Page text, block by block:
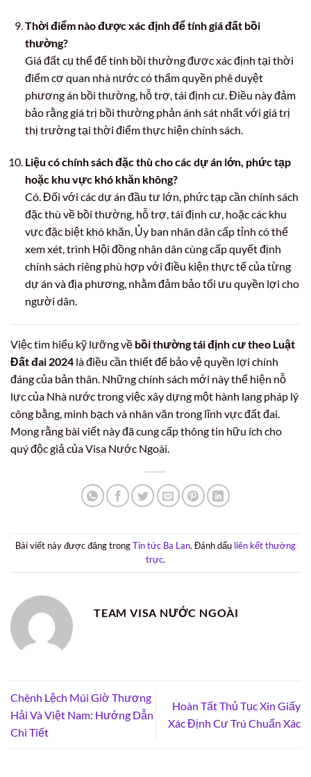
Thời điểm nào được xác định để tính giá đất bồi
thường?
Giá đất cụ thể để tính bồi thường được xác định tại thời
điểm cơ quan nhà nước có thẩm quyền phê duyệt
phương án bồi thường, hỗ trợ, tái định cư. Điều này đảm
bảo rằng giá trị bồi thường phản ánh sát nhất với giá trị
thị trường tại thời điểm thực hiện chính sách.
Liệu có chính sách đặc thù cho các dự án lớn, phức tạp
hoặc khu vực khó khăn không?
Có. Đối với các dự án đầu tư lớn, phức tạp cần chính sách
đặc thù về bồi thường, hỗ trợ, tái định cư, hoặc các khu
vực đặc biệt khó khăn, Ủy ban nhân dân cấp tỉnh có thể
xem xét, trình Hội đồng nhân dân cùng cấp quyết định
chính sách riêng phù hợp với điều kiện thực tế của từng
dự án và địa phương, nhằm đảm bảo tối ưu quyền lợi cho
người dân.
Việc tìm hiểu kỹ lưỡng về bồi thường tái định cư theo Luật
Đất đai 2024 là điều cần thiết để bảo vệ quyền lợi chính
đáng của bản thân. Những chính sách mới này thể hiện nỗ
lực của Nhà nước trong việc xây dựng một hành lang pháp lý
công bằng, minh bạch và nhân văn trong lĩnh vực đất đai.
Mong rằng bài viết này đã cung cấp thông tin hữu ích cho
quý độc giả của Visa Nước Ngoài.
Bài viết này được đăng trongTin tức Ba Lan. Đánh dấu liên kết thường
trực.
TEAM VISA NƯỚC NGOÀI
Chênh Lệch Múi Giờ Thượng
Hải Và Việt Nam: Hướng Dẫn
Chi Tiết
Hoàn Tất Thủ Tục Xin Giấy
Xác Định Cư Trú Chuẩn Xác